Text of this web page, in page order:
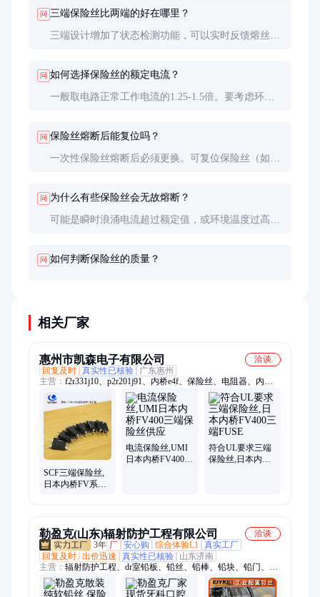
问 三端保险丝比两端的好在哪里？
三端设计增加了状态检测功能，可以实时反馈熔丝是
问 如何选择保险丝的额定电流？
一般取电路正常工作电流的1.25-1.5倍。要考虑环境
问 保险丝熔断后能复位吗？
一次性保险丝熔断后必须更换。可复位保险丝（如
问 为什么有些保险丝会无故熔断？
可能是瞬时浪涌电流超过额定值，或环境温度过高。
问 如何判断保险丝的质量？
相关厂家
惠州市凯森电子有限公司
洽谈
回复及时 真实性已核验
广东惠州
主营： f2r331j10、p2r201j91、内桥e4f、保险丝、电阻器、内桥
n2f、内桥k5f、内桥v0f、内桥y2f、f2r361j10、内桥e3f、内桥
x2x、k5f温度、f5k100j14、保护器、内桥y4f、电池pack、
anzendengu、ヒューズ、热熔断体、内橋温度、凯森电子、水泥
电阻、低温超温、安全电具
SCF三端保险丝,
日本内桥FV系
电流保险丝,UMI
日本内桥FV400三
符合UL要求三端
保险丝,日本内桥
勒盈克(山东)辐射防护工程有限公司
洽谈
3年 厂 安心购 综合体验L1 真实工厂
回复及时 出价迅速 真实性已核验
山东济南
主营： 辐射防护工程、dr室铅板、铅丝、铅棒、铅块、铅门、铅
房、铅帘、铅板